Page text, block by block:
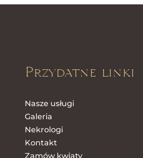
Przydatne linki
Nasze usługi
Galeria
Nekrologi
Kontakt
Zamów kwiaty